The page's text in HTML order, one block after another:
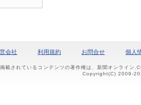
会社 利用規約 お問合せ 個人
載されているコンテンツの著作権は、新聞オンライン
Copyright(C) 2009-